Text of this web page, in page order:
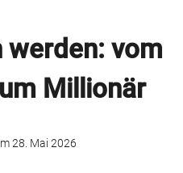
vom
Millionär
28. Mai 2026